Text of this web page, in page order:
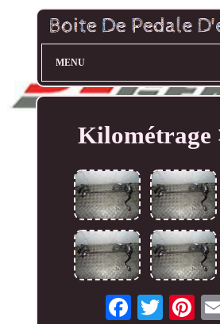
MENU
Kilométrage